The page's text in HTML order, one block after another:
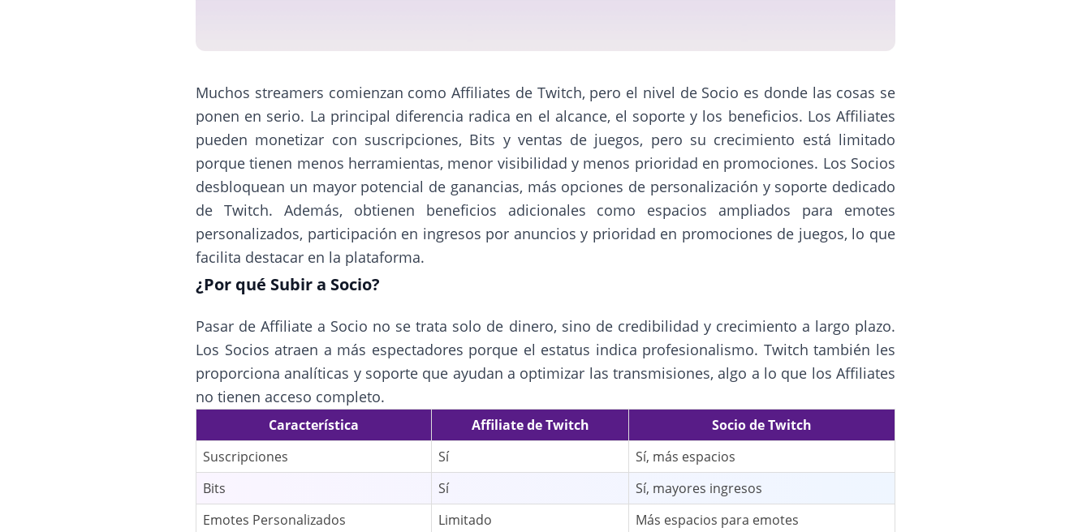
Muchos streamers comienzan como Affiliates de Twitch, pero el nivel de Socio es donde las cosas se
ponen en serio. La principal diferencia radica en el alcance, el soporte y los beneficios. Los Affiliates
pueden monetizar con suscripciones, Bits y ventas de juegos, pero su crecimiento está limitado
porque tienen menos herramientas, menor visibilidad y menos prioridad en promociones. Los Socios
desbloquean un mayor potencial de ganancias, más opciones de personalización y soporte dedicado
de Twitch. Además, obtienen beneficios adicionales como espacios ampliados para emotes
personalizados, participación en ingresos por anuncios y prioridad en promociones de juegos, lo que
facilita destacar en la plataforma.
¿Por qué Subir a Socio?
Pasar de Affiliate a Socio no se trata solo de dinero, sino de credibilidad y crecimiento a largo plazo.
Los Socios atraen a más espectadores porque el estatus indica profesionalismo. Twitch también les
proporciona analíticas y soporte que ayudan a optimizar las transmisiones, algo a lo que los Affiliates
no tienen acceso completo.
Característica Affiliate de Twitch
Socio de Twitch
Suscripciones
Sí
Sí, más espacios
Bits
Sí
Sí, mayores ingresos
Emotes Personalizados
Limitado Más espacios para emotes